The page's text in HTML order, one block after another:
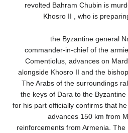
revolted Bahram Chubin is
Khosro II , who is
- the Byzantine general
commander-in-chief of the
Comentiolus, advances on
alongside Khosro II and the
The Arabs of the surroundings
the keys of Dara to the
for his part officially confirms that
advances 150 km from
reinforcements from Armenia.